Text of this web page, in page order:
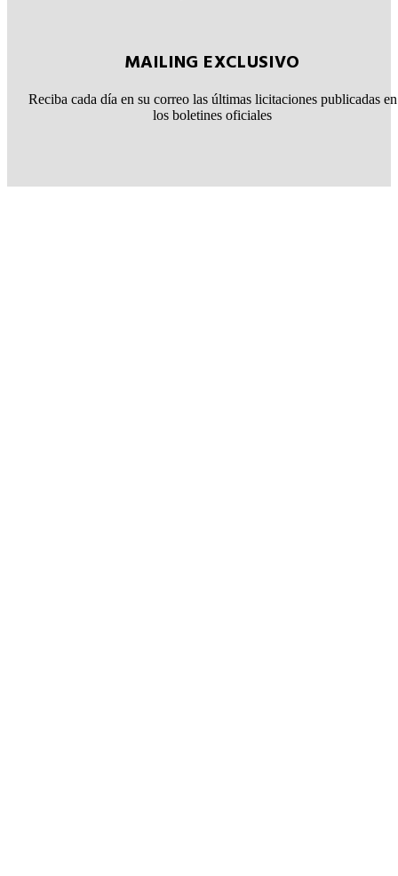
MAILING EXCLUSIVO
Reciba cada día en su correo las últimas licitaciones publicadas en
los boletines oficiales